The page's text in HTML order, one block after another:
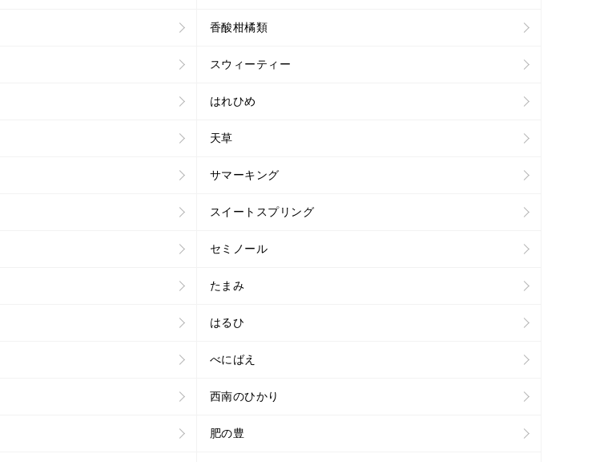
香酸柑橘類
スウィーティー
はれひめ
天草
サマーキング
スイートスプリング
セミノール
たまみ
はるひ
べにばえ
西南のひかり
肥の豊